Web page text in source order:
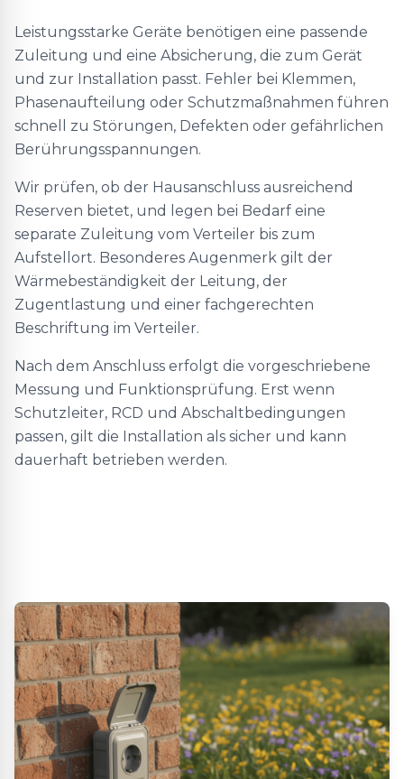
Leistungsstarke Geräte benötigen eine passende
Zuleitung und eine Absicherung, die zum Gerät
und zur Installation passt. Fehler bei Klemmen,
Phasenaufteilung oder Schutzmaßnahmen führen
schnell zu Störungen, Defekten oder gefährlichen
Berührungsspannungen.
Wir prüfen, ob der Hausanschluss ausreichend
Reserven bietet, und legen bei Bedarf eine
separate Zuleitung vom Verteiler bis zum
Aufstellort. Besonderes Augenmerk gilt der
Wärmebeständigkeit der Leitung, der
Zugentlastung und einer fachgerechten
Beschriftung im Verteiler.
Nach dem Anschluss erfolgt die vorgeschriebene
Messung und Funktionsprüfung. Erst wenn
Schutzleiter, RCD und Abschaltbedingungen
passen, gilt die Installation als sicher und kann
dauerhaft betrieben werden.